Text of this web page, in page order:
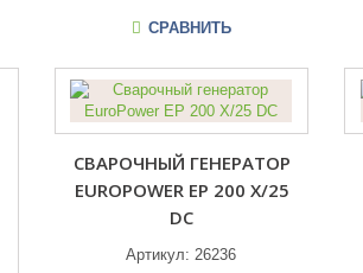
СРАВНИТЬ
СВАРОЧНЫЙ ГЕНЕРАТОР
EUROPOWER EP 200 X/25
DC
Артикул:26236